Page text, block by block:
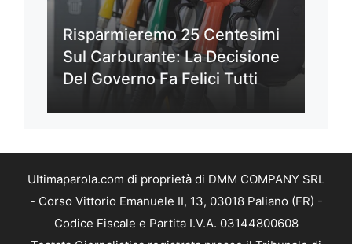
Risparmieremo 25 Centesimi
Sul Carburante: La Decisione
Del Governo Fa Felici Tutti
Ultimaparola.com di proprietà di DMM COMPANY SRL
- Corso Vittorio Emanuele II, 13, 03018 Paliano (FR) -
Codice Fiscale e Partita I.V.A. 03144800608